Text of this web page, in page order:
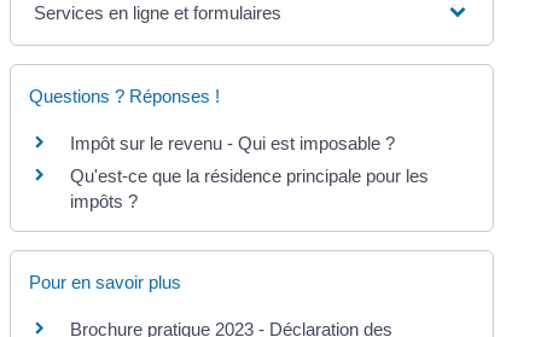
Services en ligne et formulaires
Questions ? Réponses !
Impôt sur le revenu - Qui est imposable ?
Qu'est-ce que la résidence principale pour les
impôts ?
Pour en savoir plus
Brochure pratique 2023 - Déclaration des